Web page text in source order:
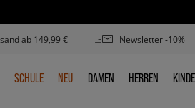
ab 149,99 € Newsletter -10%
SCHULE
SCHULE NEU
NEU DAMEN
DAMEN HERREN
HERREN